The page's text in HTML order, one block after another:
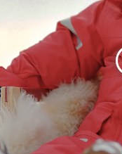
Produktfotoredigering